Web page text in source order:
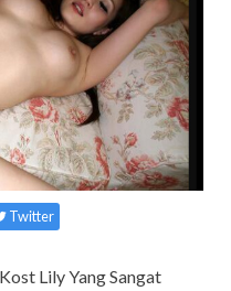
Twitter
Lily Yang Sangat